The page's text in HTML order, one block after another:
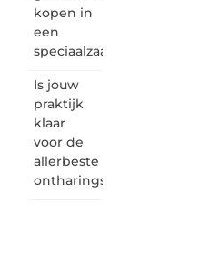
kopen in
een
speciaalzaak
Is jouw
praktijk
klaar
voor de
allerbeste
ontharingslaser?